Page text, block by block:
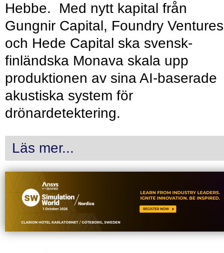
Hebbe. Med nytt kapital från
Gungnir Capital, Foundry Ventures
och Hede Capital ska svensk-
finländska Monava skala upp
produktionen av sina AI-baserade
akustiska system för
drönardetektering.
Läs mer...